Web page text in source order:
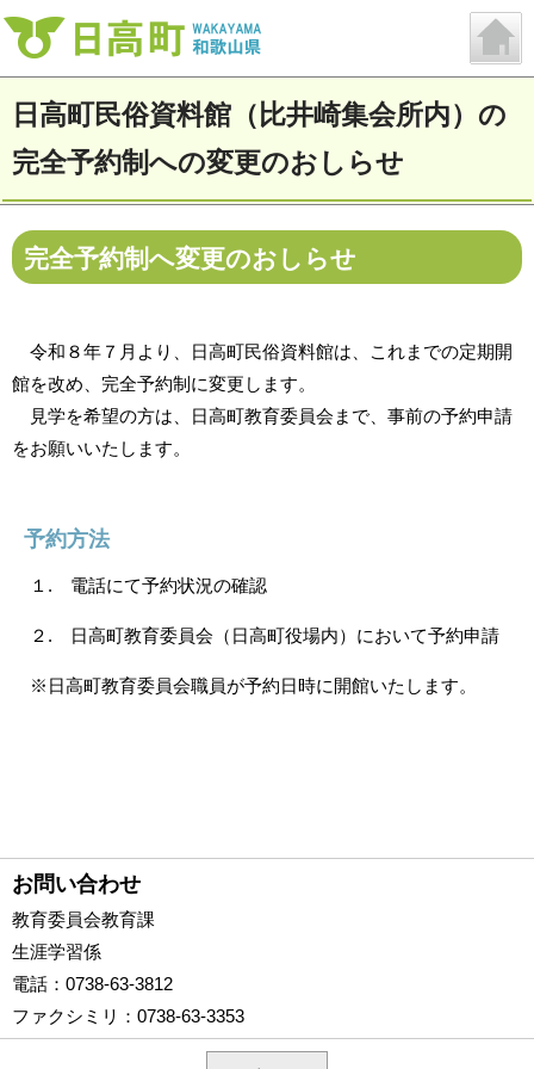
日高町民俗資料館（比井崎集会所内）の
完全予約制への変更のおしらせ
完全予約制へ変更のおしらせ
令和８年７月より、 日高町民俗資料館は、
これまでの定期開
館を改め、完全予約制に変更します。
見学を希望の方は、日高町教育委員会まで、事前の予約申請
をお願いいたします。
予約方法
１. 電話にて予約状況の確認
２. 日高町教育委員会（日高町役場内）において予約申請
※日高町教育委員会職員が予約日時に開館いたします。
お問い合わせ
教育委員会教育課
生涯学習係
電話 ：0738-63-3812
ファクシミリ ：0738-63-3353